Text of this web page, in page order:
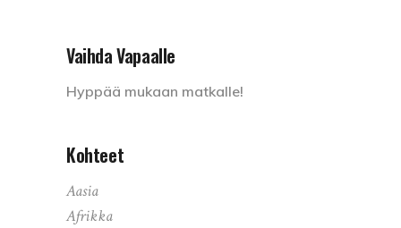
Vaihda Vapaalle
Hyppää mukaan matkalle!
Kohteet
Aasia
Afrikka